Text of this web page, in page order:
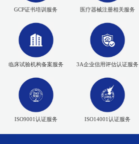
GCP证书培训服务 医疗器械注册相关服务
临床试验机构备案服务 3A企业信用评估认证服务
ISO9001认证服务 ISO14001认证服务